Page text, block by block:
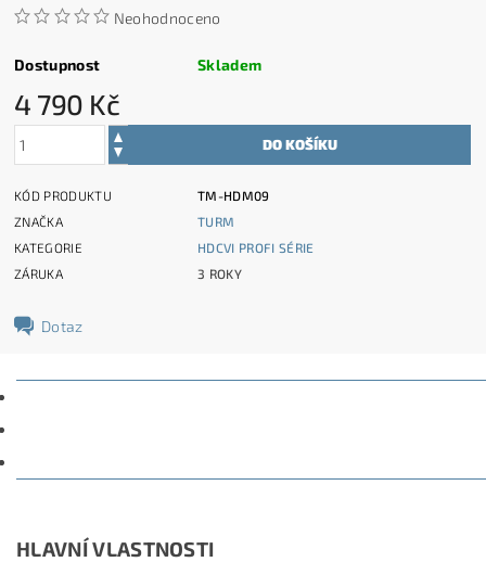
Neohodnoceno
Dostupnost Skladem
4 790 Kč
KÓD PRODUKTU
TM-HDM09
ZNAČKA
TURM
KATEGORIE
HDCVI PROFI SÉRIE
ZÁRUKA
3 ROKY
Dotaz
HLAVNÍ VLASTNOSTI